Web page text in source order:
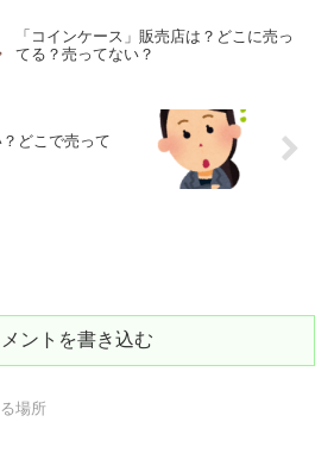
「コインケース」販売店は？どこに売っ
てる？売ってない？
どこで売って
ントを書き込む
場所